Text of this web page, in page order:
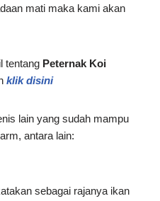
mati maka kami akan
tentang Peternak Koi
klik disini
lain yang sudah mampu
antara lain:
sebagai rajanya ikan